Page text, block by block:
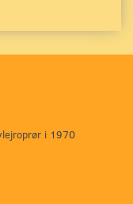
i 1970